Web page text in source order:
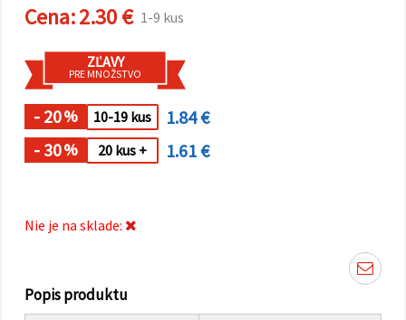
Alebo
uviesť svoje
preferencie
Nastaveniach
výberom
daného
typu
súborov
cookie a
Cena:2.30 € 1-9 kus
ZĽAVY
PRE MNOŽSTVO
- 20% 10-19 kus
1.84 €
- 30% 20 kus + 1.61 €
Nie je na sklade:
Popis produktu